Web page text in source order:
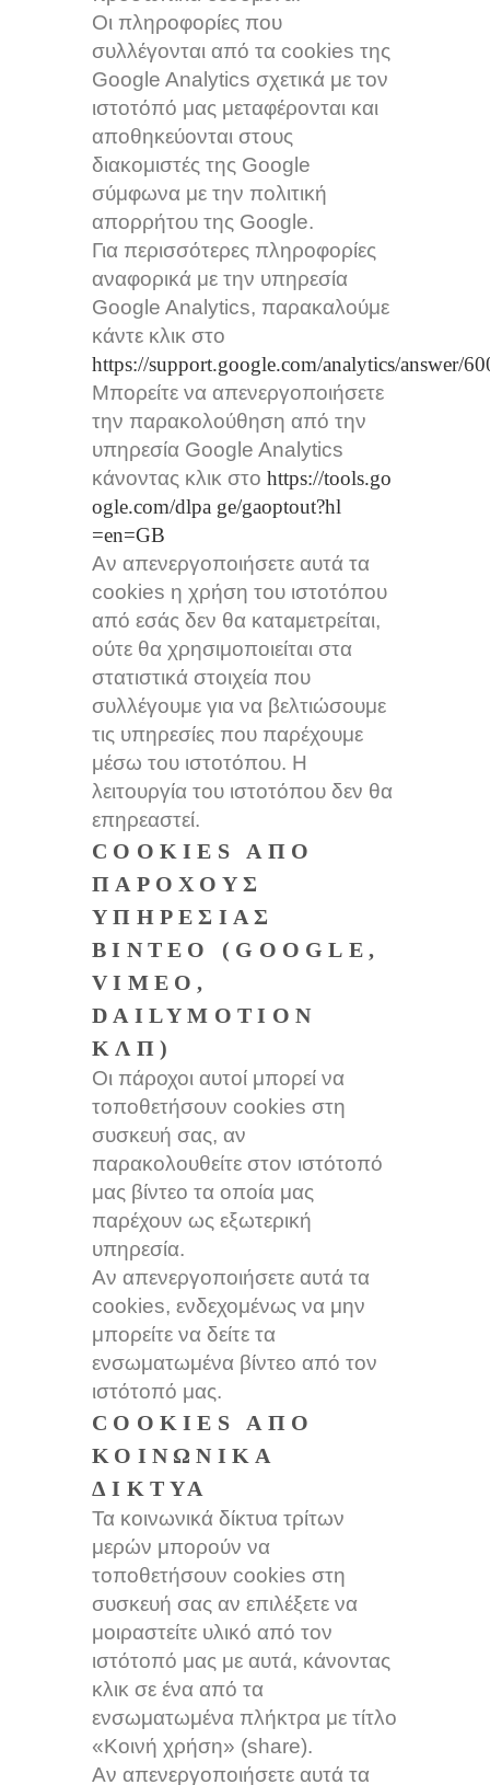
Οι πληροφορίες που
συλλέγονται από τα cookies της
Google Analytics σχετικά με τον
ιστοτόπό μας μεταφέρονται και
αποθηκεύονται στους
διακομιστές της Google
σύμφωνα με την πολιτική
απορρήτου της Google.
Για περισσότερες πληροφορίες
αναφορικά με την υπηρεσία
Google Analytics, παρακαλούμε
κάντε κλικ στο
https://support.google.com/analytics/answer/
Μπορείτε να απενεργοποιήσετε
την παρακολούθηση από την
υπηρεσία Google Analytics
κάνοντας κλικ στο https://tools.go
ogle.com/dlpa ge/gaoptout?hl
=en=GB
Αν απενεργοποιήσετε αυτά τα
cookies η χρήση του ιστοτόπου
από εσάς δεν θα καταμετρείται,
ούτε θα χρησιμοποιείται στα
στατιστικά στοιχεία που
συλλέγουμε για να βελτιώσουμε
τις υπηρεσίες που παρέχουμε
μέσω του ιστοτόπου. Η
λειτουργία του ιστοτόπου δεν θα
επηρεαστεί.
COOKIES ΑΠΌ
ΠΑΡΌΧΟΥΣ
ΥΠΗΡΕΣΊΑΣ
ΒΊΝΤΕΟ (GOOGLE,
VIMEO,
DAILYMOTION
ΚΛΠ)
Οι πάροχοι αυτοί μπορεί να
τοποθετήσουν cookies στη
συσκευή σας, αν
παρακολουθείτε στον ιστότοπό
μας βίντεο τα οποία μας
παρέχουν ως εξωτερική
υπηρεσία.
Αν απενεργοποιήσετε αυτά τα
cookies, ενδεχομένως να μην
μπορείτε να δείτε τα
ενσωματωμένα βίντεο από τον
ιστότοπό μας.
COOKIES ΑΠΌ
ΚΟΙΝΩΝΙΚΆ
ΔΊΚΤΥΑ
Τα κοινωνικά δίκτυα τρίτων
μερών μπορούν να
τοποθετήσουν cookies στη
συσκευή σας αν επιλέξετε να
μοιραστείτε υλικό από τον
ιστότοπό μας με αυτά, κάνοντας
κλικ σε ένα από τα
ενσωματωμένα πλήκτρα με τίτλο
«Κοινή χρήση» (share).
Αν απενεργοποιήσετε αυτά τα